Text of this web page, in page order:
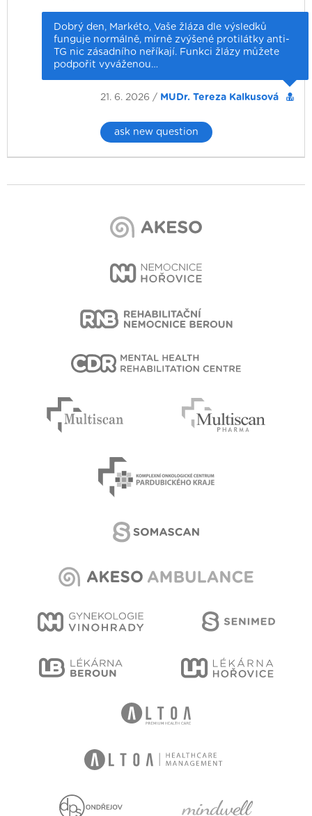
Dobrý den, Markéto, Vaše žláza dle výsledků
funguje normálně, mírně zvýšené protilátky anti-
TG nic zásadního neříkají. Funkci žlázy můžete
podpořit vyváženou…
21. 6. 2026 / MUDr. Tereza Kalkusová
ask new question